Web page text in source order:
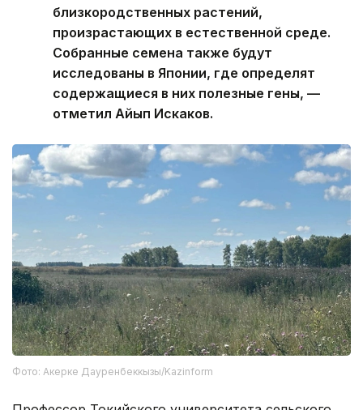
близкородственных растений,
произрастающих в естественной среде.
Собранные семена также будут
исследованы в Японии, где определят
содержащиеся в них полезные гены, —
отметил Айып Искаков.
Фото: Акерке Дауренбеккызы/Kazinform